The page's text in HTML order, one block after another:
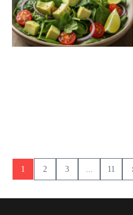
1 2 3 ... 11